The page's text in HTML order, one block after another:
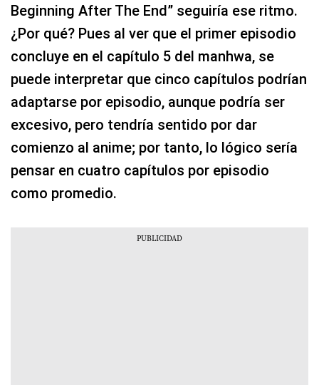
Beginning After The End” seguiría ese ritmo.
¿Por qué? Pues al ver que el primer episodio
concluye en el capítulo 5 del manhwa, se
puede interpretar que cinco capítulos podrían
adaptarse por episodio, aunque podría ser
excesivo, pero tendría sentido por dar
comienzo al anime; por tanto, lo lógico sería
pensar en cuatro capítulos por episodio
como promedio.